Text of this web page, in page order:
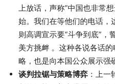
上放话，声称“中国也非常
始。我们在等他们的电话，
则高调宣示要“斗争到底”，
美方挑衅 。这种各说各话
略，也是向本国公众展示强
谈判拉锯与策略博弈 ：上